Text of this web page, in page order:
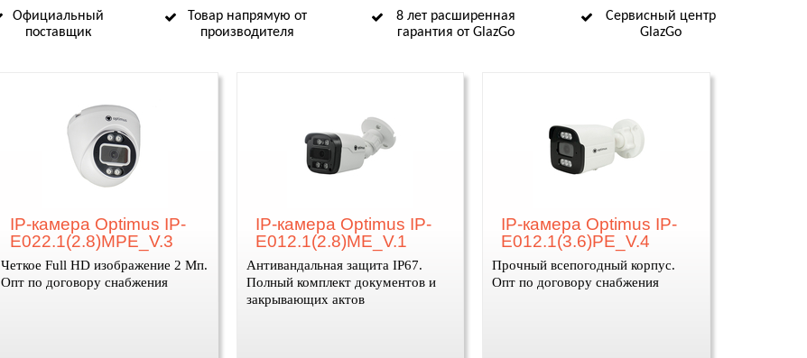
Официальный
поставщик
Товар напрямую от
производителя
8 лет расширенная
гарантия от GlazGo
Сервисный центр
GlazGo
IP-камера Optimus IP-
E022.1(2.8)MPE_V.3
Четкое Full HD изображение 2 Мп.
Опт по договору снабжения
IP-камера Optimus IP-
E012.1(2.8)ME_V.1
Антивандальная защита IP67.
Полный комплект документов и
закрывающих актов
IP-камера Optimus IP-
E012.1(3.6)PE_V.4
Прочный всепогодный корпус.
Опт по договору снабжения